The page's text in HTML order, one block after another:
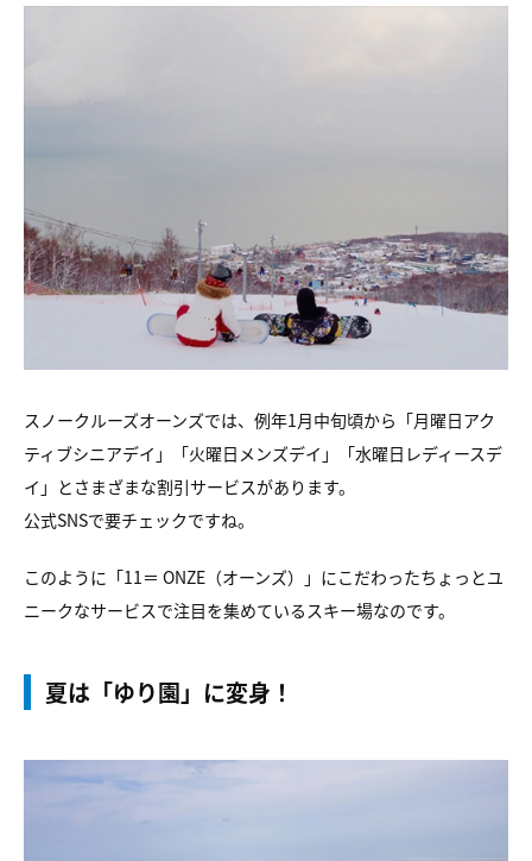
スノークルーズオーンズでは、例年1月中旬頃から「月曜日アク
ティブシニアデイ」「火曜日メンズデイ」「水曜日レディースデ
イ」とさまざまな割引サービスがあります。
公式SNSで要チェックですね。
このように「11＝ ONZE（オーンズ）」にこだわったちょっとユ
ニークなサービスで注目を集めているスキー場なのです。
夏は「ゆり園」に変身！